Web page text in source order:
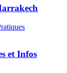
et Infos